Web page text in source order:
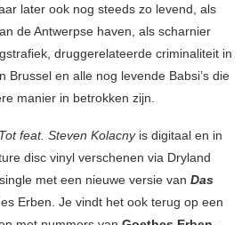
later ook nog steeds zo levend, als
de Antwerpse haven, als scharnier
druggerelateerde criminaliteit in
Brussel en alle nog levende Babsi’s die
manier in betrokken zijn.
feat. Steven Kolacnyis digitaal en in
disc vinyl verschenen via Dryland
met een nieuwe versie van Das
Erben. Je vindt het ook terug op een